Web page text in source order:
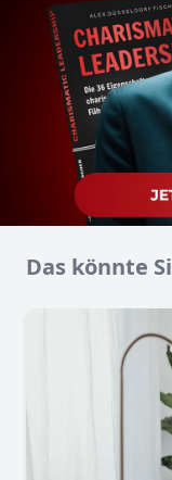
Das könnte